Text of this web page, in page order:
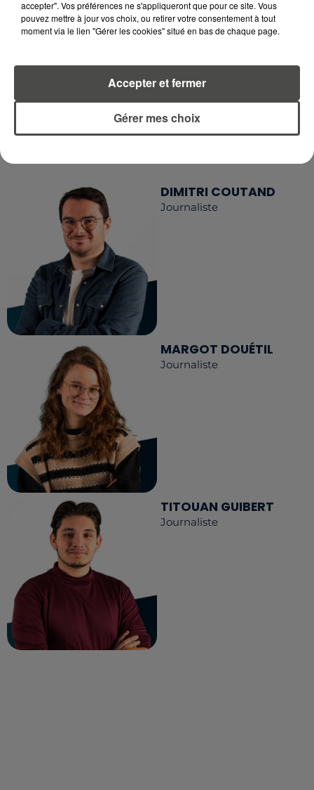
RETROUVEZ TOUTE L'ACTU DE LA RÉGION ET
RECEVEZ LES ALERTES INFOS DE LA RÉDACTION
RCA
LA RÉDACTION Voir toute l'équipe RCA
DIMITRI COUTAND
Journaliste
MARGOT DOUÉTIL
Journaliste
TITOUAN GUIBERT
Journaliste
accepter". Vos préférences ne s'appliqueront que pour ce site. Vous
pouvez mettre à jour vos choix, ou retirer votre consentement à tout
moment via le lien "Gérer les cookies" situé en bas de chaque page.
Gérer mes choix
Accepter et fermer